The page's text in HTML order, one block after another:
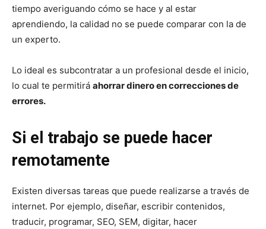
tiempo averiguando cómo se hace y al estar
aprendiendo, la calidad no se puede comparar con la de
un experto.
Lo ideal es subcontratar a un profesional desde el inicio,
lo cual te permitirá ahorrar dinero en correcciones de
errores.
Si el trabajo se puede hacer
remotamente
Existen diversas tareas que puede realizarse a través de
internet. Por ejemplo, diseñar, escribir contenidos,
traducir, programar, SEO, SEM, digitar, hacer